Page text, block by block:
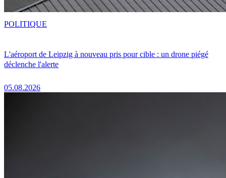
L'aéroport de Leipzig à nouveau pris pour cible : un drone piégé
déclenche l'alerte
05.08.2026
POLITIQUE